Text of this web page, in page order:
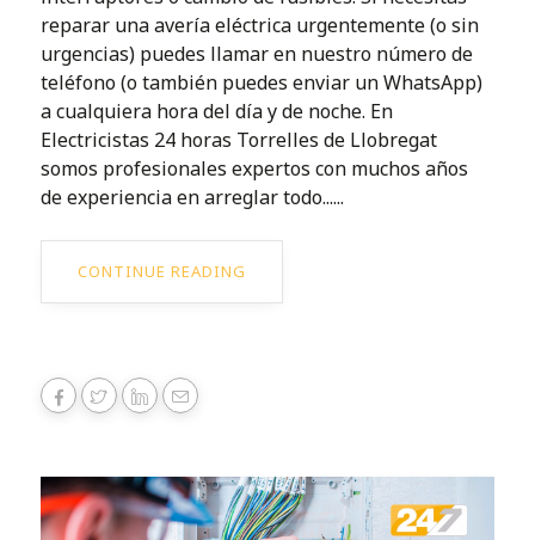
reparar una avería eléctrica urgentemente (o sin
urgencias) puedes llamar en nuestro número de
teléfono (o también puedes enviar un WhatsApp)
a cualquiera hora del día y de noche. En
Electricistas 24 horas Torrelles de Llobregat
somos profesionales expertos con muchos años
de experiencia en arreglar todo......
CONTINUE READING